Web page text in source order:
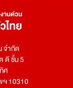
จำกัด
ดี ชั้น 5
ศ
ฯ 10310